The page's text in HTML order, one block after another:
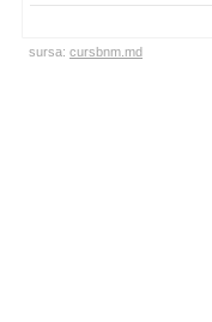
sursa: cursbnm.md